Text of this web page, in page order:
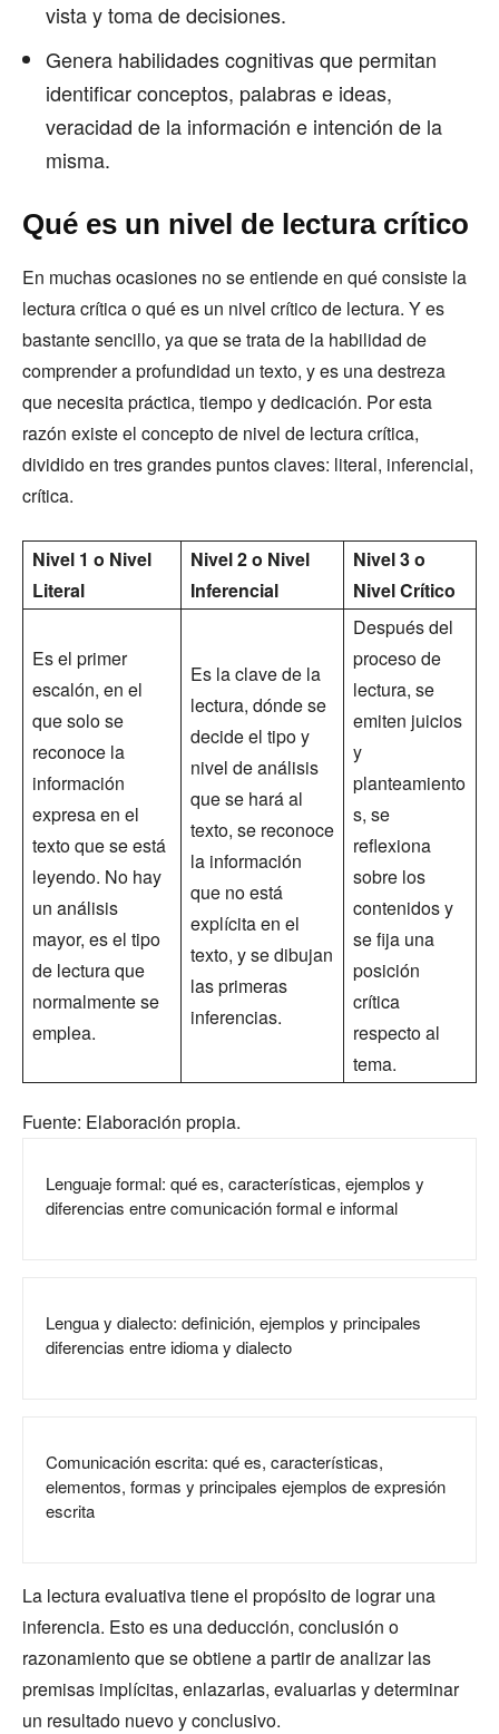
vista y toma de decisiones.
Genera habilidades cognitivas que permitan
identificar conceptos, palabras e ideas,
veracidad de la información e intención de la
misma.
Qué es un nivel de lectura crítico
En muchas ocasiones no se entiende en qué consiste la
lectura crítica o qué es un nivel crítico de lectura. Y es
bastante sencillo, ya que se trata de la habilidad de
comprender a profundidad un texto, y es una destreza
que necesita práctica, tiempo y dedicación. Por esta
razón existe el concepto de nivel de lectura crítica,
dividido en tres grandes puntos claves: literal, inferencial,
crítica.
Nivel 1 o Nivel
Literal
Nivel 2 o Nivel
Inferencial
Nivel 3 o
Nivel Crítico
Es el primer
escalón, en el
que solo se
reconoce la
información
expresa en el
texto que se está
leyendo. No hay
un análisis
mayor, es el tipo
de lectura que
normalmente se
emplea.
Es la clave de la
lectura, dónde se
decide el tipo y
nivel de análisis
que se hará al
texto, se reconoce
la información
que no está
explícita en el
texto, y se dibujan
las primeras
inferencias.
Después del
proceso de
lectura, se
emiten juicios
y
planteamiento
s, se
reflexiona
sobre los
contenidos y
se fija una
posición
crítica
respecto al
tema.
Fuente: Elaboración propia.
Lenguaje formal: qué es, características, ejemplos y
diferencias entre comunicación formal e informal
Lengua y dialecto: definición, ejemplos y principales
diferencias entre idioma y dialecto
Comunicación escrita: qué es, características,
elementos, formas y principales ejemplos de expresión
escrita
La lectura evaluativa tiene el propósito de lograr una
inferencia. Esto es una deducción, conclusión o
razonamiento que se obtiene a partir de analizar las
premisas implícitas, enlazarlas, evaluarlas y determinar
un resultado nuevo y conclusivo.